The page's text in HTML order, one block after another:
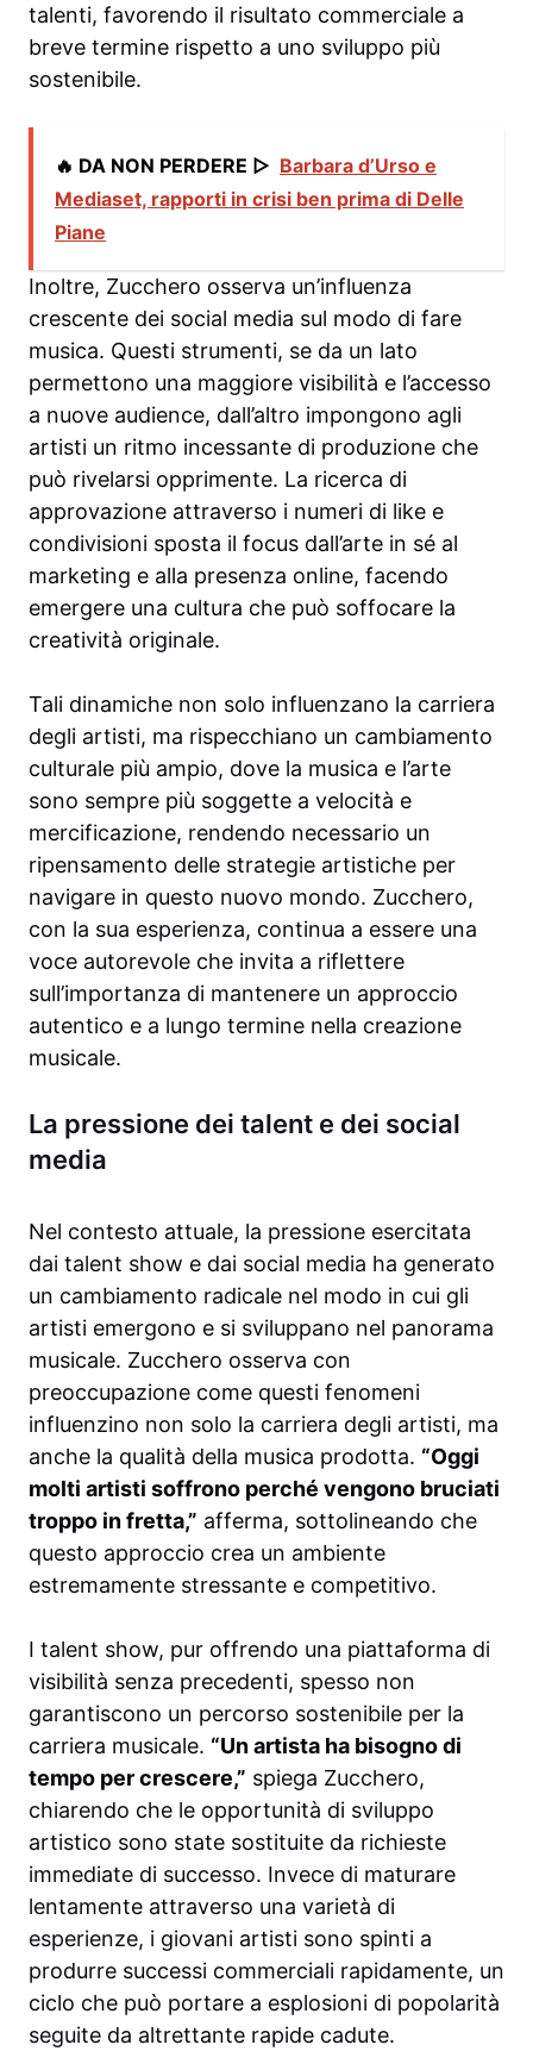
talenti, favorendo il risultato commerciale a
breve termine rispetto a uno sviluppo più
sostenibile.
🔥 DA NON PERDERE ▷ Barbara d’Urso e
Mediaset, rapporti in crisi ben prima di Delle
Piane
Inoltre, Zucchero osserva un’influenza
crescente dei social media sul modo di fare
musica. Questi strumenti, se da un lato
permettono una maggiore visibilità e l’accesso
a nuove audience, dall’altro impongono agli
artisti un ritmo incessante di produzione che
può rivelarsi opprimente. La ricerca di
approvazione attraverso i numeri di like e
condivisioni sposta il focus dall’arte in sé al
marketing e alla presenza online, facendo
emergere una cultura che può soffocare la
creatività originale.
Tali dinamiche non solo influenzano la carriera
degli artisti, ma rispecchiano un cambiamento
culturale più ampio, dove la musica e l’arte
sono sempre più soggette a velocità e
mercificazione, rendendo necessario un
ripensamento delle strategie artistiche per
navigare in questo nuovo mondo. Zucchero,
con la sua esperienza, continua a essere una
voce autorevole che invita a riflettere
sull’importanza di mantenere un approccio
autentico e a lungo termine nella creazione
musicale.
La pressione dei talent e dei social
media
Nel contesto attuale, la pressione esercitata
dai talent show e dai social media ha generato
un cambiamento radicale nel modo in cui gli
artisti emergono e si sviluppano nel panorama
musicale. Zucchero osserva con
preoccupazione come questi fenomeni
influenzino non solo la carriera degli artisti, ma
anche la qualità della musica prodotta. “Oggi
molti artisti soffrono perché vengono bruciati
troppo in fretta,” afferma, sottolineando che
questo approccio crea un ambiente
estremamente stressante e competitivo.
I talent show, pur offrendo una piattaforma di
visibilità senza precedenti, spesso non
garantiscono un percorso sostenibile per la
carriera musicale. “Un artista ha bisogno di
tempo per crescere,” spiega Zucchero,
chiarendo che le opportunità di sviluppo
artistico sono state sostituite da richieste
immediate di successo. Invece di maturare
lentamente attraverso una varietà di
esperienze, i giovani artisti sono spinti a
produrre successi commerciali rapidamente, un
ciclo che può portare a esplosioni di popolarità
seguite da altrettante rapide cadute.